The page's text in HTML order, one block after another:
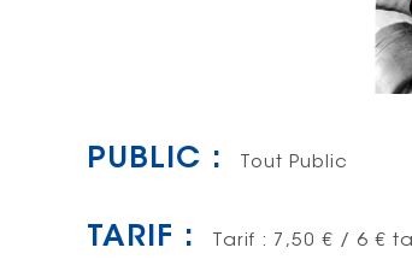
PUBLIC : Tout Public
TARIF : Tarif : 7,50 € / 6 €